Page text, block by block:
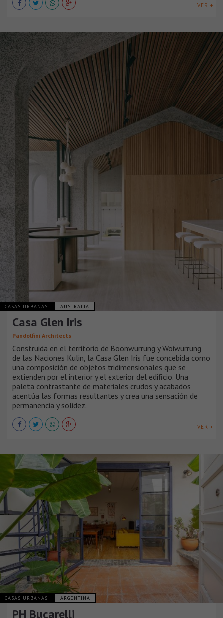
VER +
CASAS URBANAS AUSTRALIA
Casa Glen Iris
Pandolfini Architects
Construida en el territorio de Boonwurrung y Woiwurrung
de las Naciones Kulin, la Casa Glen Iris fue concebida como
una composición de objetos tridimensionales que se
extienden por el interior y el exterior del edificio. Una
paleta contrastante de materiales crudos y acabados
acentúa las formas resultantes y crea una sensación de
permanencia y solidez.
VER +
CASAS URBANAS ARGENTINA
PH Bucarelli